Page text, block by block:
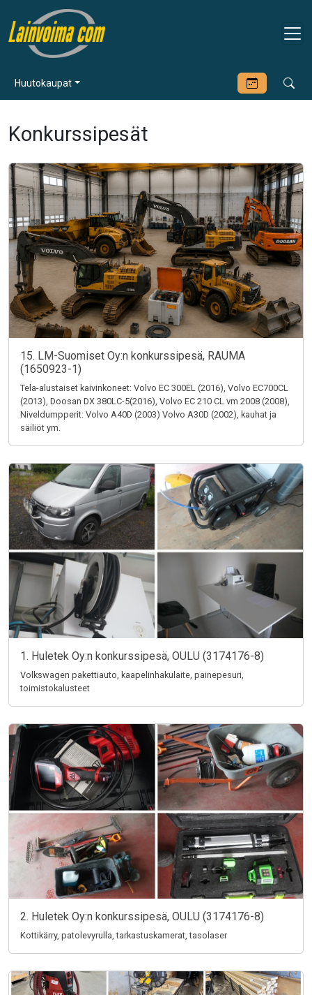
Huutokaupat
Konkurssipesät
15. LM-Suomiset Oy:n konkurssipesä, RAUMA
(1650923-1)
Tela-alustaiset kaivinkoneet: Volvo EC 300EL (2016), Volvo EC700CL
(2013), Doosan DX 380LC-5(2016), Volvo EC 210 CL vm 2008 (2008),
Niveldumpperit: Volvo A40D (2003) Volvo A30D (2002), kauhat ja
säiliöt ym.
1. Huletek Oy:n konkurssipesä, OULU (3174176-8)
Volkswagen pakettiauto, kaapelinhakulaite, painepesuri,
toimistokalusteet
2. Huletek Oy:n konkurssipesä, OULU (3174176-8)
Kottikärry, patolevyrulla, tarkastuskamerat, tasolaser